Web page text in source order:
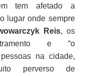
tem afetado a
lugar onde sempre
Reis, os
e “o
na cidade,
perverso de